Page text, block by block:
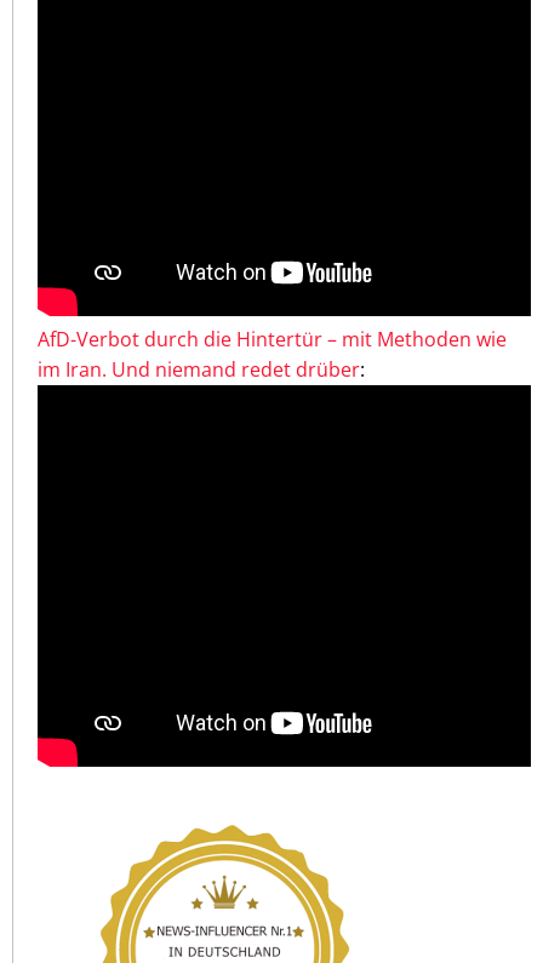
AfD-Verbot durch die Hintertür – mit Methoden wie
im Iran. Und niemand redet drüber: